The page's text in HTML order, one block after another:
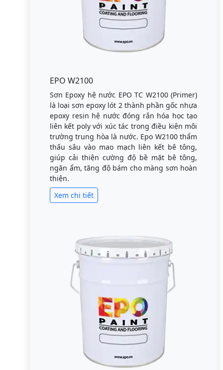
EPO W2100
Sơn Epoxy hệ nước EPO TC W2100 (Primer)
là loại sơn epoxy lót 2 thành phần gốc nhựa
epoxy resin hệ nước đóng rắn hóa học tạo
liên kết poly với xúc tác trong điều kiện môi
trường trung hòa là nước. Epo W2100 thẩm
thấu sâu vào mao mạch liên kết bê tông,
giúp cải thiện cường độ bề mặt bê tông,
ngăn ẩm, tăng độ bám cho màng sơn hoàn
thiện.
Xem chi tiết